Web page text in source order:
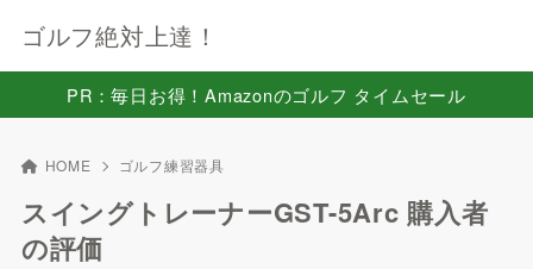
ゴルフ絶対上達！
PR：毎日お得！Amazonのゴルフ タイムセール
HOME ゴルフ練習器具
スイングトレーナーGST-5Arc 購入者
の評価